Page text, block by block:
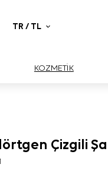
TR / TL
KOZMETİK
Çizgili